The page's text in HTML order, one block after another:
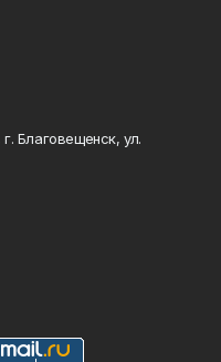
Благовещенск, ул.